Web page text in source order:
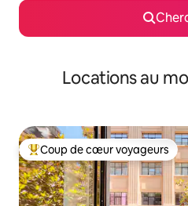
Locations au
Coup de cœur voyageurs
Coup de cœur voyageurs